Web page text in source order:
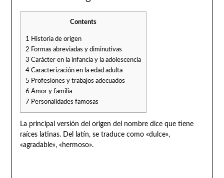
Contents
1 Historia de origen
2 Formas abreviadas y diminutivas
3 Carácter en la infancia y la adolescencia
4Caracterización en la edad adulta
5 Profesiones y trabajos adecuados
6 Amor y familia
7 Personalidades famosas
La principal versión del origen del nombre dice que tiene
raíces latinas. Del latín, se traduce como «dulce»,
«agradable», «hermoso».